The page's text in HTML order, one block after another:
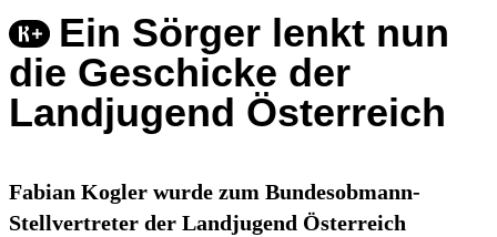
Ein Sörger lenkt nun
die Geschicke der
Landjugend Österreich
Fabian Kogler wurde zum Bundesobmann-
Stellvertreter der Landjugend Österreich